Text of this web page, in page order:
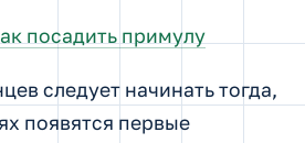
посадить примулу
следует начинать тогда,
появятся первые